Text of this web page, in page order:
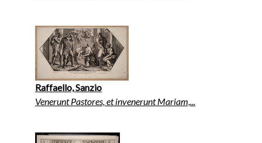
Raffaello, Sanzio
Venerunt Pastores, et invenerunt Mariam,...